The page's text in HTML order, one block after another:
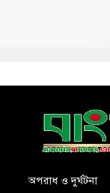
অপরাধ ও দুর্ঘটনা